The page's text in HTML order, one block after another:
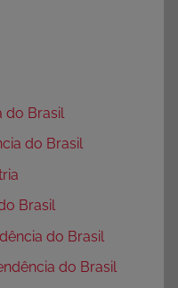
do Brasil
do Brasil
Brasil
do Brasil
do Brasil